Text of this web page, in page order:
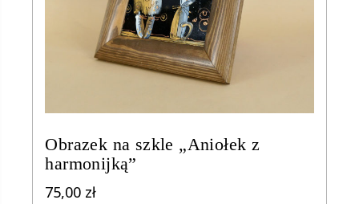
Obrazek na szkle „Aniołek z
harmonijką”
75,00 zł